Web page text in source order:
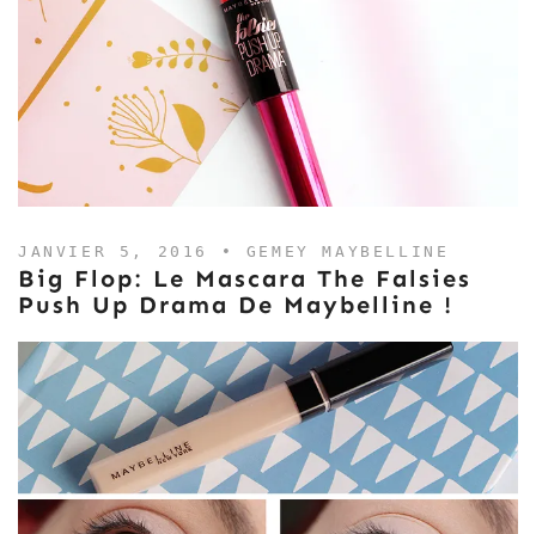
JANVIER 5, 2016 • GEMEY MAYBELLINE
Big Flop: Le Mascara The Falsies
Push Up Drama De Maybelline !